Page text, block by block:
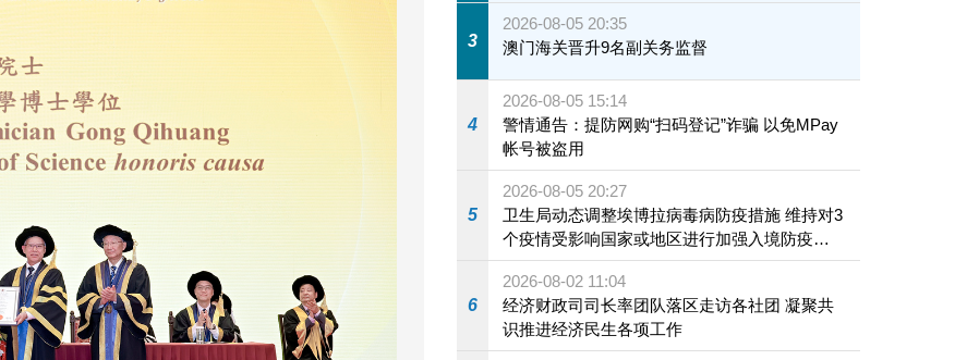
3
2026-08-05 20:35
澳门海关晋升9名副关务监督
4
2026-08-05 15:14
警情通告：提防网购“扫码登记”诈骗 以免MPay
帐号被盗用
5
2026-08-05 20:27
卫生局动态调整埃博拉病毒病防疫措施 维持对3
个疫情受影响国家或地区进行加强入境防疫措
施
6
2026-08-02 11:04
经济财政司司长率团队落区走访各社团 凝聚共
识推进经济民生各项工作